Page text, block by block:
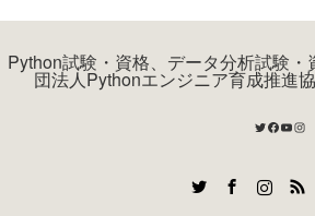
Python試験・資格、データ分析試験
団法人Pythonエンジニア育成推進
Twitter
Facebook
RSS